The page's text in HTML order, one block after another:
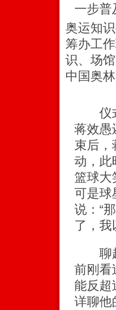
一步普
奥运知
筹办工
识、场
中国奥
仪式
蒋效愚
束后，
动，此
篮球大
可是球
说：“
了，我
聊起
前刚看
能反超
详聊他